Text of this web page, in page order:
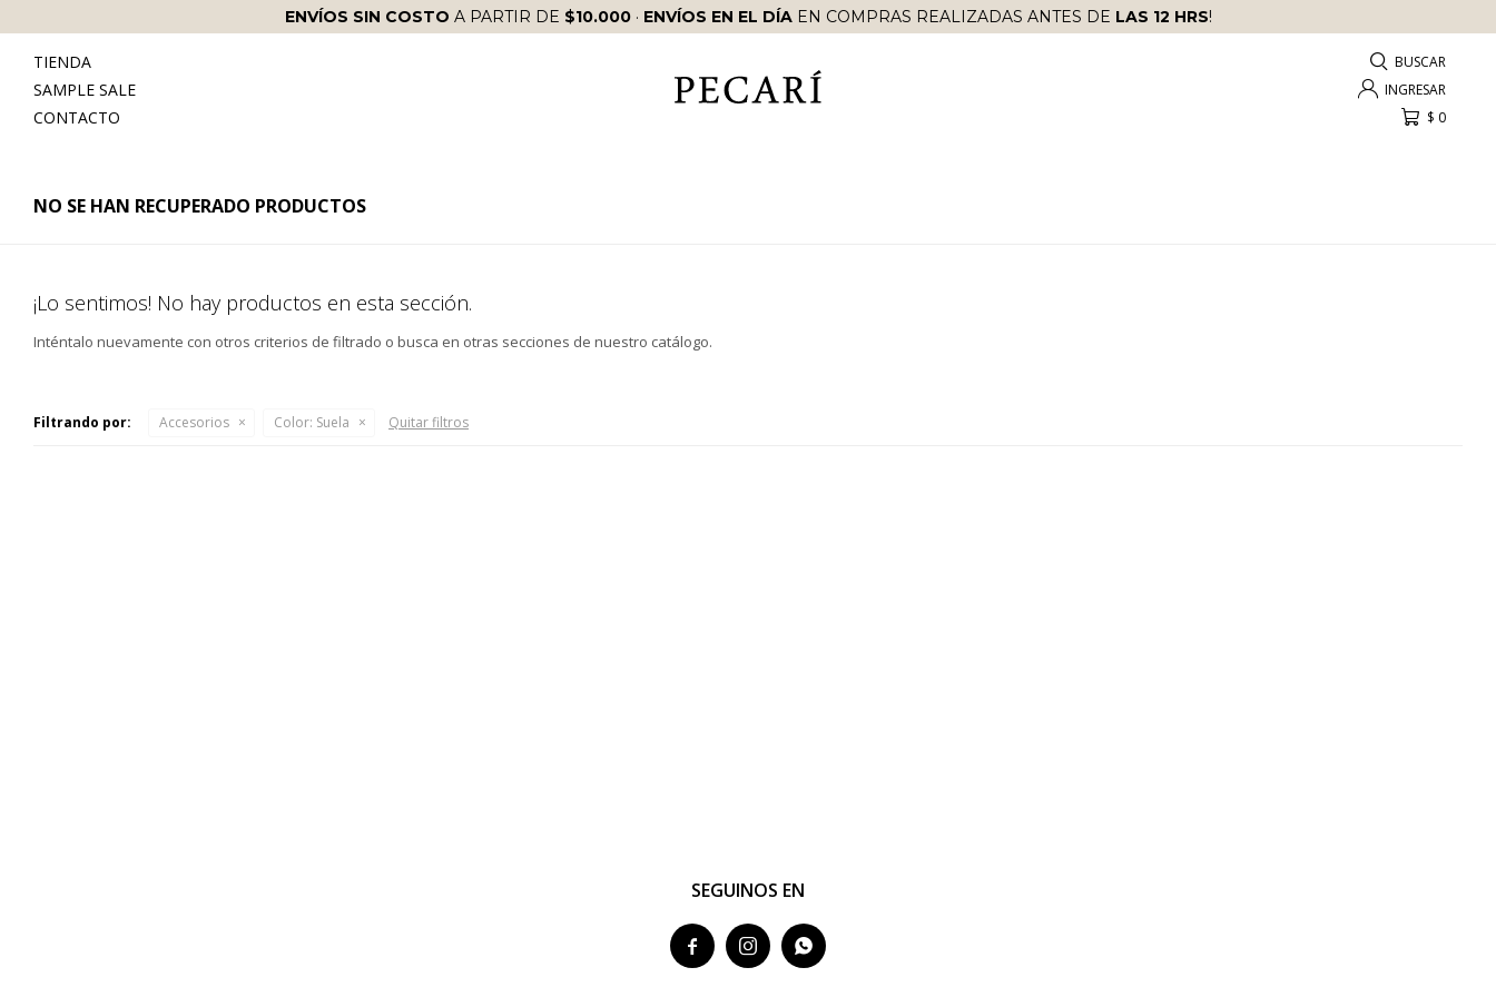
ENVÍOS SIN COSTO A PARTIR DE $10.000· ENVÍOS EN EL DÍAEN COMPRAS REALIZADAS ANTES DE LAS 12 HRS!
TIENDA
SAMPLE SALE
CONTACTO
$ 0
NO SE HAN RECUPERADO PRODUCTOS
¡Lo sentimos! No hay productos en esta sección.
Inténtalo nuevamente con otros criterios de filtrado o busca en otras secciones de nuestro catálogo.
Filtrando por: Accesorios Color: Suela Quitar filtros
SEGUINOS EN
  